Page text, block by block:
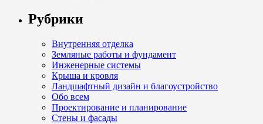
Рубрики
Внутренняя отделка
Земляные работы и фундамент
Инженерные системы
Крыша и кровля
Ландшафтный дизайн и благоустройство
Обо всем
Проектирование и планирование
Стены и фасады